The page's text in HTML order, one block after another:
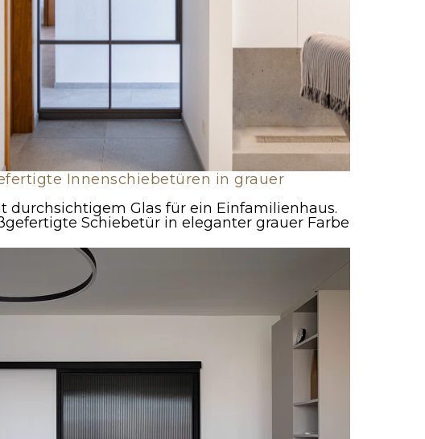
Innenschiebetüren in grauer
durchsichtigem Glas für ein Einfamilienhaus.
Schiebetür in eleganter grauer Farbe